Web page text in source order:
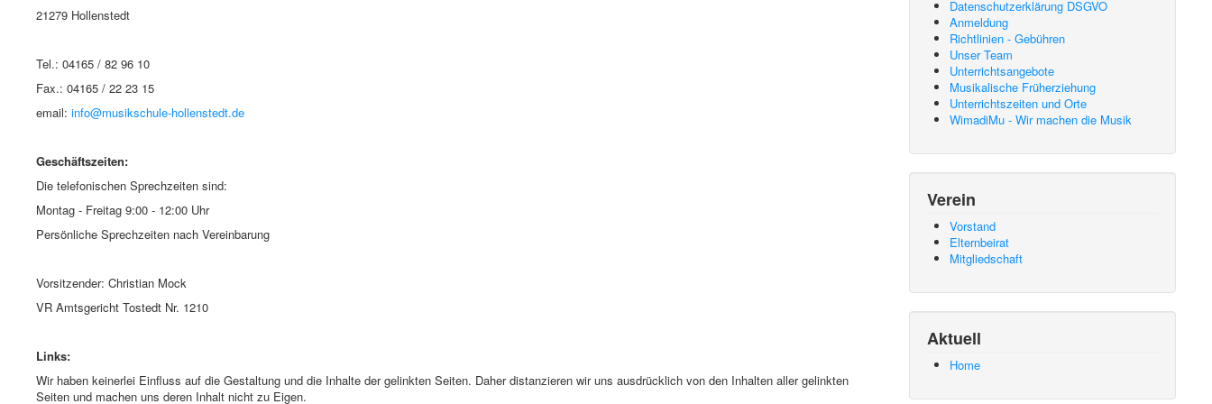
21279 Hollenstedt
Tel.: 04165 / 82 96 10
Fax.: 04165 / 22 23 15
email: info@musikschule-hollenstedt.de
Geschäftszeiten:
Die telefonischen Sprechzeiten sind:
Montag - Freitag 9:00 - 12:00 Uhr
Persönliche Sprechzeiten nach Vereinbarung
Vorsitzender: Christian Mock
VR Amtsgericht Tostedt Nr. 1210
Links:
Wir haben keinerlei Einfluss auf die Gestaltung und die Inhalte der gelinkten Seiten. Daher distanzieren wir uns ausdrücklich von den Inhalten aller gelinkten
Seiten und machen uns deren Inhalt nicht zu Eigen.
Datenschutzerklärung DSGVO
Anmeldung
Richtlinien - Gebühren
Unser Team
Unterrichtsangebote
Musikalische Früherziehung
Unterrichtszeiten und Orte
WimadiMu - Wir machen die Musik
Verein
Vorstand
Elternbeirat
Mitgliedschaft
Aktuell
Home